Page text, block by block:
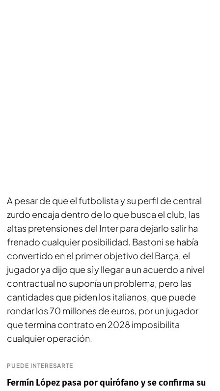
A pesar de que el futbolista y su perfil de central
zurdo encaja dentro de lo que busca el club, las
altas pretensiones del Inter para dejarlo salir ha
frenado cualquier posibilidad. Bastoni se había
convertido en el primer objetivo del Barça, el
jugador ya dijo que sí y llegar a un acuerdo a nivel
contractual no suponía un problema, pero las
cantidades que piden los italianos, que puede
rondar los 70 millones de euros, por un jugador
que termina contrato en 2028 imposibilita
cualquier operación.
PUEDE INTERESARTE
Fermín López pasa por quirófano y se confirma su